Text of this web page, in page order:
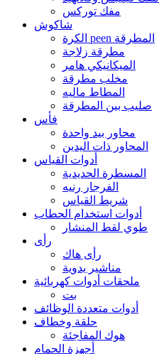
مفك توركس
شاكوش
الكرة peen المطرقة
مطرقة زلاجة
الميكانيكي هامر
مخلب مطرقة
المطاط ماليه
صليب بين المطرقة
فأس
محاور بيد واحدة
المحاور ذات اليدين
أدوات القياس
المسطرة الحديدية
الفرجار رنيه
شريط القياس
أدوات استخدام الحطاب
طوي لقط المنشار
رأى
رأى هاك
مناشير يدوية
ملحقات أدوات كهربائية
بت
أدوات متعددة الوظائف
حلقة وخطاف
هوك المفاجئة
أجهزة الحمام